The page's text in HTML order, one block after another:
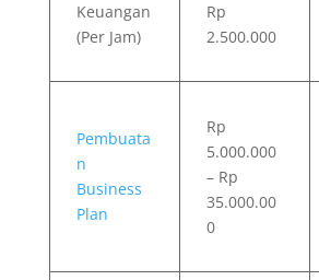
Keuangan
(Per Jam)
Rp
2.500.000
Pembuata
n
Business
Plan
Rp
5.000.000
– Rp
35.000.00
0